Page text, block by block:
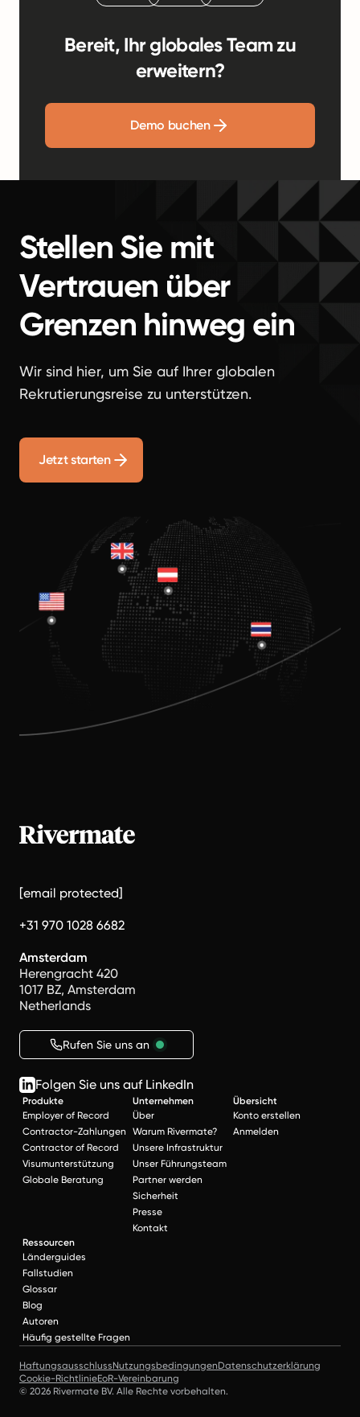
Bereit, Ihr globales Team zu
erweitern?
Demo buchen
Stellen Sie mit
Vertrauen über
Grenzen hinweg ein
Wir sind hier, um Sie auf Ihrer globalen
Rekrutierungsreise zu unterstützen.
Jetzt starten
[email protected]
+31 970 1028 6682
Amsterdam
Herengracht 420
1017 BZ, Amsterdam
Netherlands
Rufen Sie uns an
Folgen Sie uns auf LinkedIn
Produkte
Employer of Record
Contractor-Zahlungen
Contractor of Record
Visumunterstützung
Globale Beratung
Unternehmen
Über
Warum Rivermate?
Unsere Infrastruktur
Unser Führungsteam
Partner werden
Sicherheit
Presse
Kontakt
Übersicht
Konto erstellen
Anmelden
Ressourcen
Länderguides
Fallstudien
Glossar
Blog
Autoren
Häufig gestellte Fragen
HaftungsausschlussNutzungsbedingungenDatenschutzerklärung
Cookie-RichtlinieEoR-Vereinbarung
© 2026 Rivermate BV. Alle Rechte vorbehalten.